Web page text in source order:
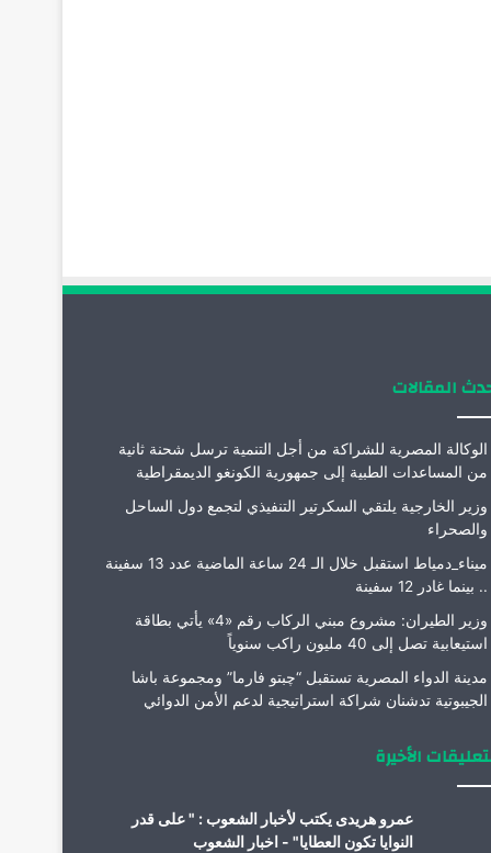
المقالات
الوكالة المصرية للشراكة من أجل التنمية ترسل شحنة ثانية
من المساعدات الطبية إلى جمهورية الكونغو الديمقراطية
وزير الخارجية يلتقي السكرتير التنفيذي لتجمع دول الساحل
والصحراء
ميناء_دمياط استقبل خلال الـ 24 ساعة الماضية عدد 13 سفينة
.. بينما غادر 12 سفينة
وزير الطيران: مشروع مبني الركاب رقم «4» يأتي بطاقة
استيعابية تصل إلى 40 مليون راكب سنوياً
مدينة الدواء المصرية تستقبل “چبتو فارما” ومجموعة باشا
الجيبوتية تدشنان شراكة استراتيجية لدعم الأمن الدوائي
الأخيرة
عمرو هريدى يكتب لأخبار الشعوب : " على قدر
النوايا تكون العطايا" - اخبار الشعوب